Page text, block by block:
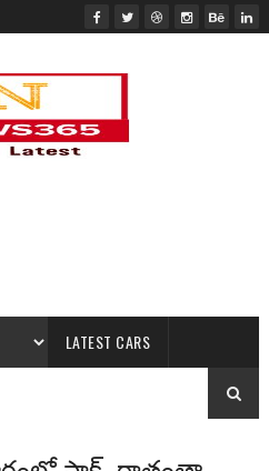
LATEST CARS